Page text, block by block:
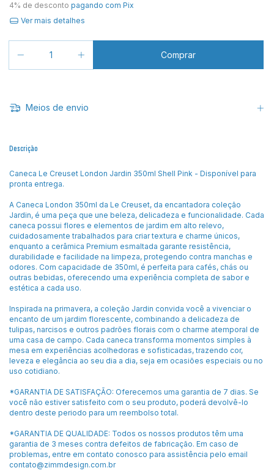
4% de desconto pagando com Pix
Ver mais detalhes
Meios de envio
Descrição
Caneca Le Creuset London Jardin 350ml Shell Pink - Disponível para
pronta entrega.
A Caneca London 350ml da Le Creuset, da encantadora coleção
Jardin, é uma peça que une beleza, delicadeza e funcionalidade. Cada
caneca possui flores e elementos de jardim em alto relevo,
cuidadosamente trabalhados para criar textura e charme únicos,
enquanto a cerâmica Premium esmaltada garante resistência,
durabilidade e facilidade na limpeza, protegendo contra manchas e
odores. Com capacidade de 350ml, é perfeita para cafés, chás ou
outras bebidas, oferecendo uma experiência completa de sabor e
estética a cada uso.
Inspirada na primavera, a coleção Jardin convida você a vivenciar o
encanto de um jardim florescente, combinando a delicadeza de
tulipas, narcisos e outros padrões florais com o charme atemporal de
uma casa de campo. Cada caneca transforma momentos simples à
mesa em experiências acolhedoras e sofisticadas, trazendo cor,
leveza e elegância ao seu dia a dia, seja em ocasiões especiais ou no
uso cotidiano.
*GARANTIA DE SATISFAÇÃO: Oferecemos uma garantia de 7 dias. Se
você não estiver satisfeito com o seu produto, poderá devolvê-lo
dentro deste periodo para um reembolso total.
*GARANTIA DE QUALIDADE: Todos os nossos produtos têm uma
garantia de 3 meses contra defeitos de fabricação. Em caso de
problemas, entre em contato conosco para assistência pelo email
contato@zimmdesign.com.br